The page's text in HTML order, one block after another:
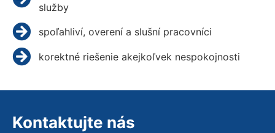
služby
spoľahliví, overení a slušní pracovníci
korektné riešenie akejkoľvek nespokojnosti
Kontaktujte nás